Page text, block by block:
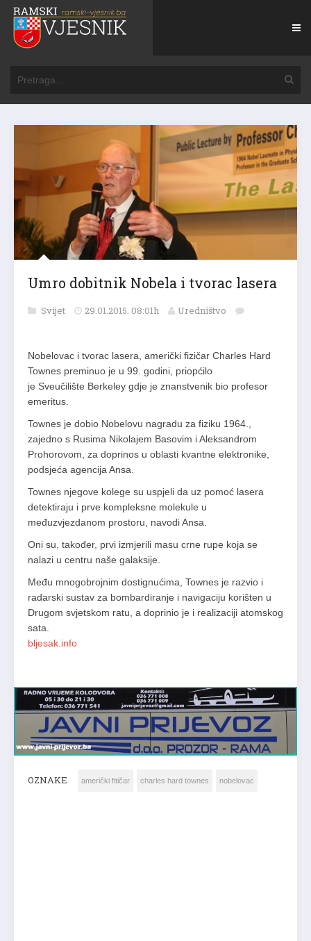
Umro dobitnik Nobela i tvorac lasera
Svijet 29.01.2015. 08:01h Uredništvo
Nobelovac i tvorac lasera, američki fizičar Charles Hard
Townes preminuo je u 99. godini, priopćilo
je Sveučilište Berkeley gdje je znanstvenik bio profesor
emeritus.
Townes je dobio Nobelovu nagradu za fiziku 1964.,
zajedno s Rusima Nikolajem Basovim i Aleksandrom
Prohorovom, za doprinos u oblasti kvantne elektronike,
podsjeća agencija Ansa.
Townes njegove kolege su uspjeli da uz pomoć lasera
detektiraju i prve kompleksne molekule u
međuzvjezdanom prostoru, navodi Ansa.
Oni su, također, prvi izmjerili masu crne rupe koja se
nalazi u centru naše galaksije.
Među mnogobrojnim dostignućima, Townes je razvio i
radarski sustav za bombardiranje i navigaciju korišten u
Drugom svjetskom ratu, a doprinio je i realizaciji atomskog
sata.
bljesak.info
OZNAKE američki fitičar charles hard townes nobelovac